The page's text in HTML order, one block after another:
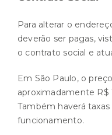
Para alterar o
deverão ser pagas,
o contrato social e
Em São Paulo, o
aproximadamente R$
Também haverá
funcionamento.